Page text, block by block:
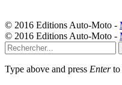
© 2016 Editions Auto-Moto -
© 2016 Editions Auto-Moto -
Type above and press Enterto